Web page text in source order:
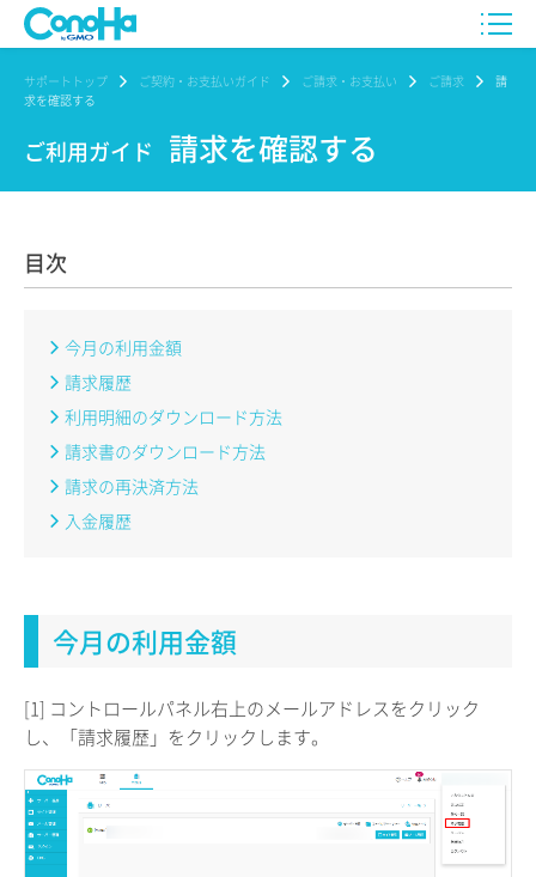
サポートトップ ご契約・お支払いガイド ご請求・お支払い ご請求
請
求を確認する
ご利用ガイド 請求を確認する
目次
今月の利用金額
請求履歴
利用明細のダウンロード方法
請求書のダウンロード方法
請求の再決済方法
入金履歴
今月の利用金額
[1] コントロールパネル右上のメールアドレスをクリック
し、「請求履歴」をクリックします。